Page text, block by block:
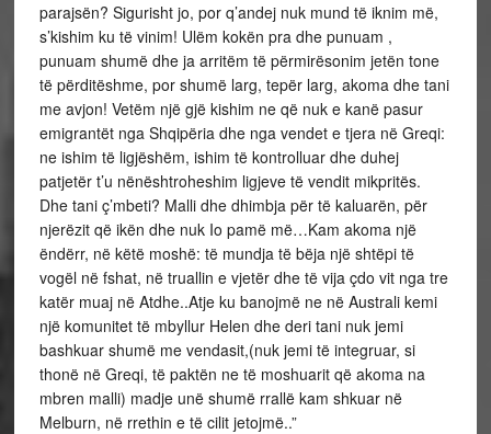
parajsën? Sigurisht jo, por q’andej nuk mund të iknim më,
s’kishim ku të vinim! Ulëm kokën pra dhe punuam ,
punuam shumë dhe ja arritëm të përmirësonim jetën tone
të përditëshme, por shumë larg, tepër larg, akoma dhe tani
me avjon! Vetëm një gjë kishim ne që nuk e kanë pasur
emigrantët nga Shqipëria dhe nga vendet e tjera në Greqi:
ne ishim të ligjëshëm, ishim të kontrolluar dhe duhej
patjetër t’u nënështroheshim ligjeve të vendit mikpritës.
Dhe tani ç’mbeti? Malli dhe dhimbja për të kaluarën, për
njerëzit që ikën dhe nuk Io pamë më…Kam akoma një
ëndërr, në këtë moshë: të mundja të bëja një shtëpi të
vogël në fshat, në truallin e vjetër dhe të vija çdo vit nga tre
katër muaj në Atdhe..Atje ku banojmë ne në Australi kemi
një komunitet të mbyllur Helen dhe deri tani nuk jemi
bashkuar shumë me vendasit,(nuk jemi të integruar, si
thonë në Greqi, të paktën ne të moshuarit që akoma na
mbren malli) madje unë shumë rrallë kam shkuar në
Melburn, në rrethin e të cilit jetojmë..”